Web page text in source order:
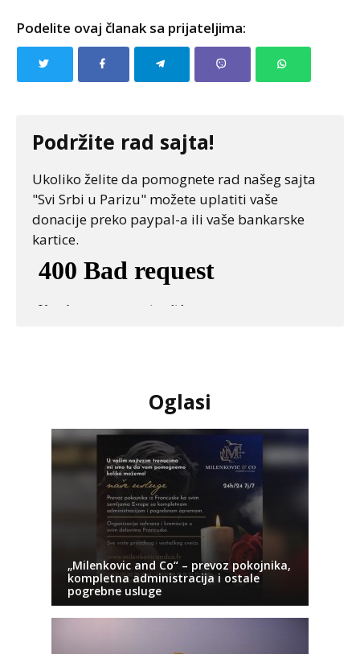
Podelite ovaj članak sa prijateljima:
Podržite rad sajta!
Ukoliko želite da pomognete rad našeg sajta
"Svi Srbi u Parizu" možete uplatiti vaše
donacije preko paypal-a ili vaše bankarske
kartice.
Oglasi
„Milenkovic and Co“ – prevoz pokojnika,
kompletna administracija i ostale
pogrebne usluge